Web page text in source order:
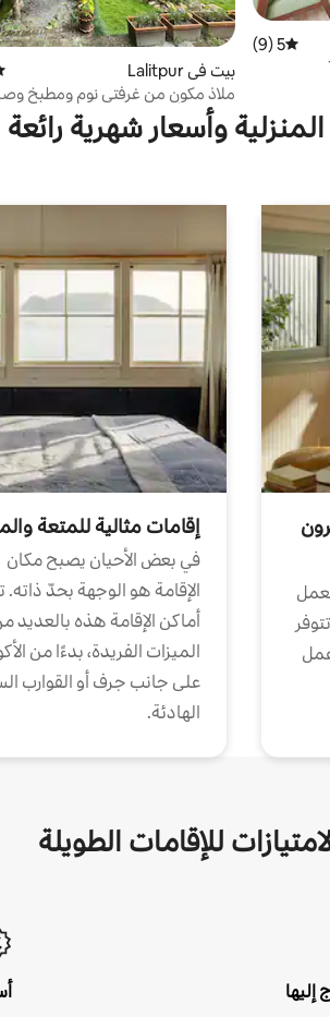
متوسط التقييم 5 من 5، 9 مراجعات
5 (9)
بيت في Lalitpur
ملاذ مكون من غرفتي نوم ومطبخ
الطابق الأرضي | إطلالة على الحديقة
سيارات
وأسعار شهرية رائعة
إقامات مثالية للمتعة
في بعض الأحيان يصبح مكان
الإقامة هو الوجهة بحدّ
أماكن الإقامة هذه بالعديد
الميزات الفريدة، بدءًا من
على جانب جرف أو القوارب
الهادئة.
للإقامات الطويلة
إليها